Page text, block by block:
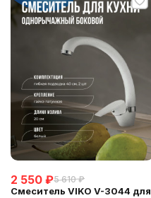
2 550 ₽5 610 ₽
Смеситель VIKO V-3044 для